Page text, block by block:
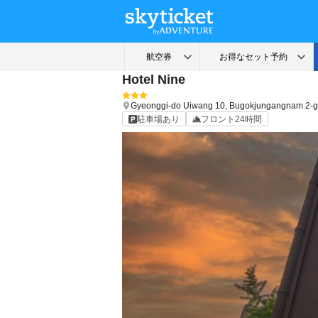
Hotel Nine
Gyeonggi-do Uiwang 10, Bugokjungangnam 2-
駐車場あり
フロント24時間